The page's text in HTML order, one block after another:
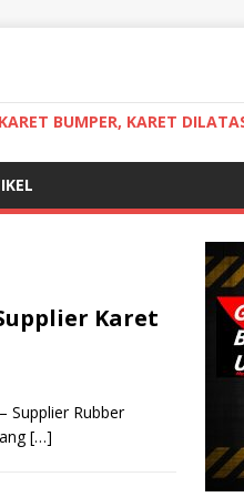
BUMPER, KARET
Supplier Karet
Supplier Rubber
[…]